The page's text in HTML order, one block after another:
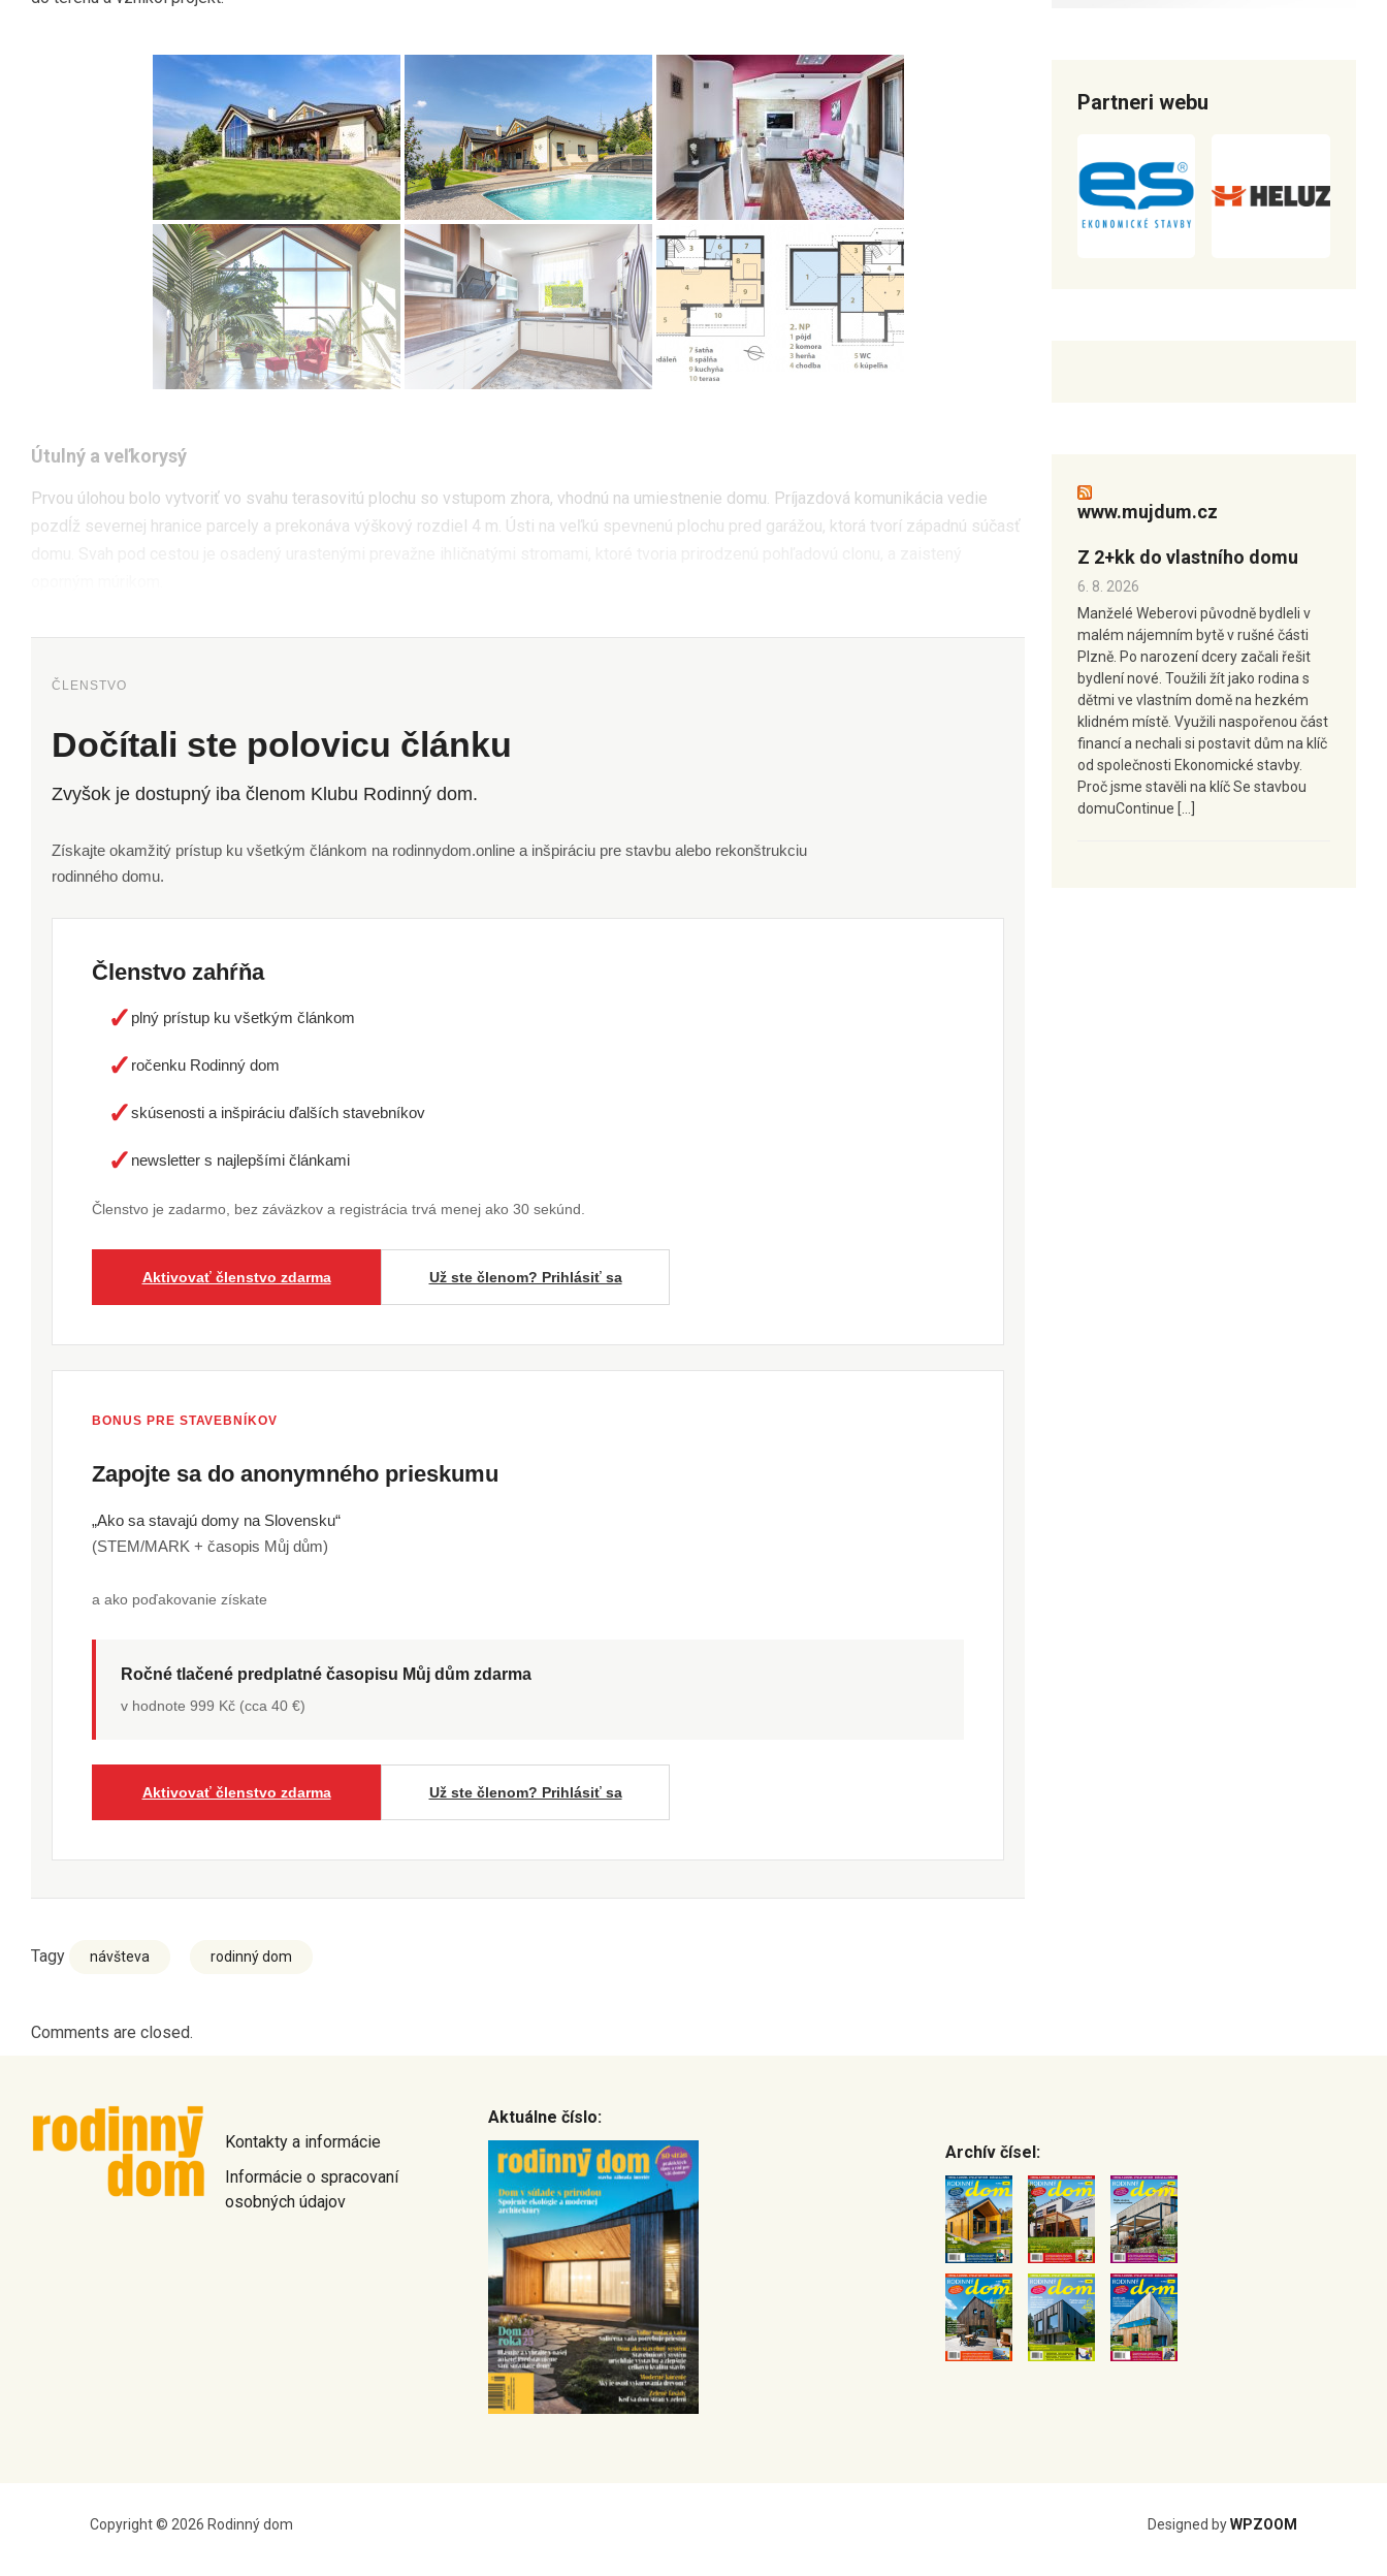
Útulný a veľkorysý
Prvou úlohou bolo vytvoriť vo svahu terasovitú plochu so vstupom zhora, vhodnú na umiestnenie domu. Príjazdová komunikácia vedie
pozdĺž severnej hranice parcely a prekonáva výškový rozdiel 4 m. Ústi na veľkú spevnenú plochu pred garážou, ktorá tvorí západnú súčasť
ČLENSTVO
Dočítali ste polovicu článku
Zvyšok je dostupný iba členom Klubu Rodinný dom.
Získajte okamžitý prístup ku všetkým článkom na rodinnydom.online a inšpiráciu pre stavbu alebo rekonštrukciu
rodinného domu.
Členstvo zahŕňa
✓ plný prístup ku všetkým článkom
✓ ročenku Rodinný dom
✓skúsenosti a inšpiráciu ďalších stavebníkov
✓ newsletter s najlepšími článkami
Členstvo je zadarmo, bez záväzkov a registrácia trvá menej ako 30 sekúnd.
Aktivovať členstvo zdarma Už ste členom? Prihlásiť sa
BONUS PRE STAVEBNÍKOV
Zapojte sa do anonymného prieskumu
„Ako sa stavajú domy na Slovensku“
(STEM/MARK + časopis Můj dům)
a ako poďakovanie získate
Ročné tlačené predplatné časopisu Můj dům zdarma
v hodnote 999 Kč (cca 40 €)
Aktivovať členstvo zdarma Už ste členom? Prihlásiť sa
Tagy návšteva rodinný dom
Comments are closed.
Partneri webu
www.mujdum.cz
Z 2+kk do vlastního domu
6. 8. 2026
Manželé Weberovi původně bydleli v
malém nájemním bytě v rušné části
Plzně. Po narození dcery začali řešit
bydlení nové. Toužili žít jako rodina s
dětmi ve vlastním domě na hezkém
klidném místě. Využili naspořenou část
financí a nechali si postavit dům na klíč
od společnosti Ekonomické stavby.
Proč jsme stavěli na klíč Se stavbou
domuContinue […]
Kontakty a informácie
Informácie o spracovaní
osobných údajov
Aktuálne číslo:
Archív čísel:
Copyright © 2026 Rodinný dom Designed byWPZOOM